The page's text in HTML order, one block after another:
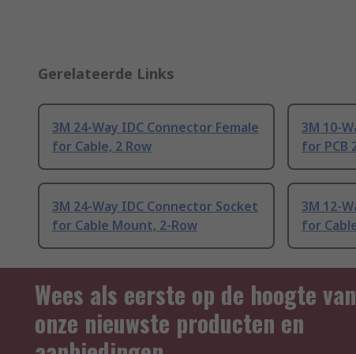
Gerelateerde Links
3M 24-Way IDC Connector Female
for Cable, 2 Row
3M 10-
for PCB
3M 24-Way IDC Connector Socket
for Cable Mount, 2-Row
3M 12-
for
Wees als eerste op de hoogte van
onze nieuwste producten en